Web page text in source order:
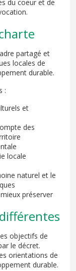
du coeur et de
partagé et
locales de
durable.
:
et
des
locale
naturel et le
préserver
objectifs de
le décret.
orientations de
durable.